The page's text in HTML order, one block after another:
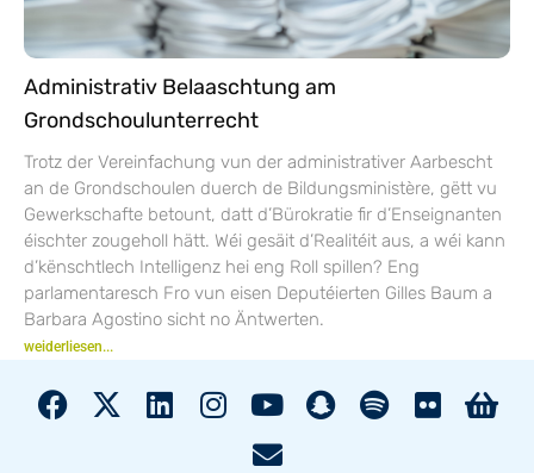
Administrativ Belaaschtung am
Grondschoulunterrecht
Trotz der Vereinfachung vun der administrativer Aarbescht
an de Grondschoulen duerch de Bildungsministère, gëtt vu
Gewerkschafte betount, datt d’Bürokratie fir d’Enseignanten
éischter zougeholl hätt. Wéi gesäit d’Realitéit aus, a wéi kann
d’kënschtlech Intelligenz hei eng Roll spillen? Eng
parlamentaresch Fro vun eisen Deputéierten Gilles Baum a
Barbara Agostino sicht no Äntwerten.
weiderliesen...